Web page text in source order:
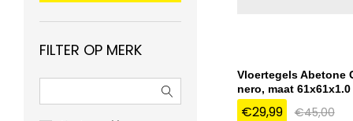
Vloertegels Abetone
nero, maat 61x61x1.0
€29,99 €45,00
FILTER OP MERK